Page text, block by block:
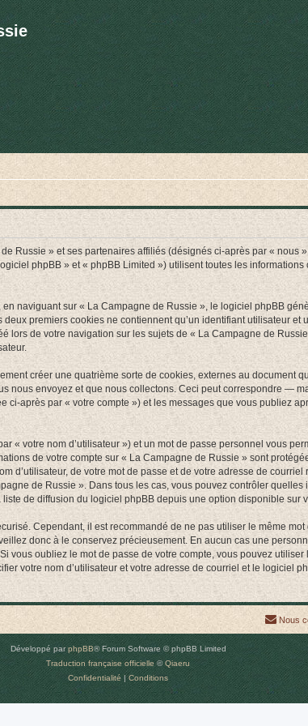
Russie » et ses partenaires affiliés (désignés ci-après par « nous
phpBB » et « phpBB Limited ») utilisent toutes les
naviguant sur « La Campagne de Russie », le logiciel phpBB
premiers cookies ne contiennent qu’un identifiant utilisateur
de votre navigation sur les sujets de « La Campagne de
créer une quatrième sorte de cookies, externes au document
nous envoyez et que nous collectons. Ceci peut correspondre —
ci-après par « votre compte ») et les messages que vous publiez
« votre nom d’utilisateur ») et un mot de passe personnel vous
de votre compte sur « La Campagne de Russie » sont
d’utilisateur, de votre mot de passe et de votre adresse de
de Russie ». Dans tous les cas, vous pouvez contrôler
de diffusion du logiciel phpBB depuis une option disponible sur
Cependant, il est recommandé de ne pas utiliser le même
donc à le conservez précieusement. En aucun cas une
vous oubliez le mot de passe de votre compte, vous pouvez
votre nom d’utilisateur et votre adresse de courriel et le logiciel
Nous
Développé parphpBB® Forum Software © phpBB Limited
Traduction française officielle ©Qiaeru
Confidentialité |Conditions